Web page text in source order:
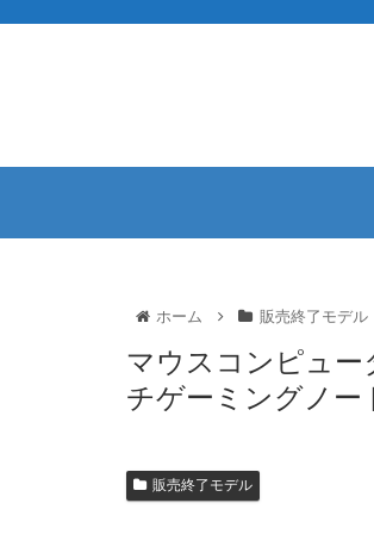
ホーム 販売終了モデル
マウスコンピュー
チゲーミングノー
販売終了モデル